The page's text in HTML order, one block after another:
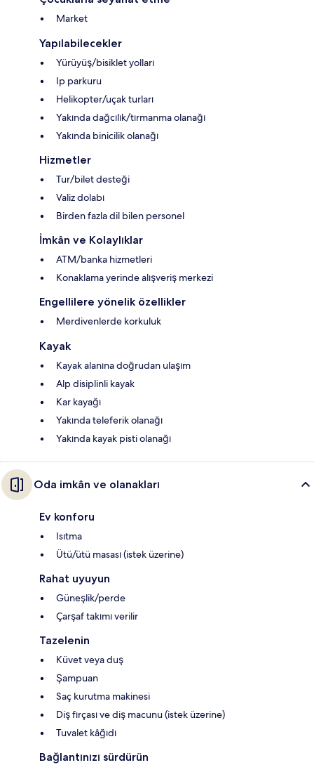
Market
Yapılabilecekler
Yürüyüş/bisiklet yolları
Ip parkuru
Helikopter/uçak turları
Yakında dağcılık/tırmanma olanağı
Yakında binicilik olanağı
Hizmetler
Tur/bilet desteği
Valiz dolabı
Birden fazla dil bilen personel
İmkân ve Kolaylıklar
ATM/banka hizmetleri
Konaklama yerinde alışveriş merkezi
Engellilere yönelik özellikler
Merdivenlerde korkuluk
Kayak
Kayak alanına doğrudan ulaşım
Alp disiplinli kayak
Kar kayağı
Yakında teleferik olanağı
Yakında kayak pisti olanağı
Oda imkân ve olanakları
Ev konforu
Isıtma
Ütü/ütü masası (istek üzerine)
Rahat uyuyun
Güneşlik/perde
Çarşaf takımı verilir
Tazelenin
Küvet veya duş
Şampuan
Saç kurutma makinesi
Diş fırçası ve diş macunu (istek üzerine)
Tuvalet kâğıdı
Bağlantınızı sürdürün